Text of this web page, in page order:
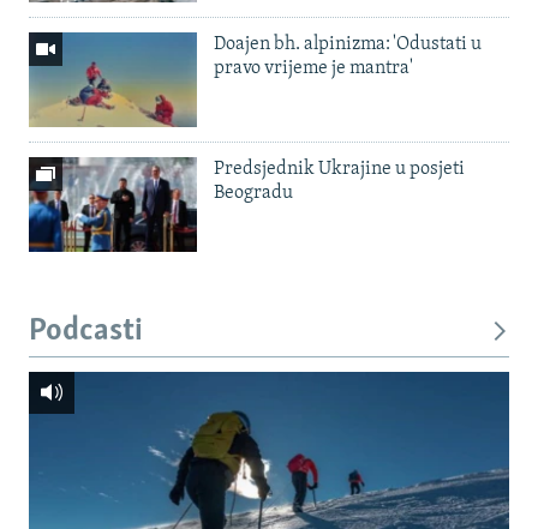
Doajen bh. alpinizma: 'Odustati u
pravo vrijeme je mantra'
Predsjednik Ukrajine u posjeti
Beogradu
Podcasti